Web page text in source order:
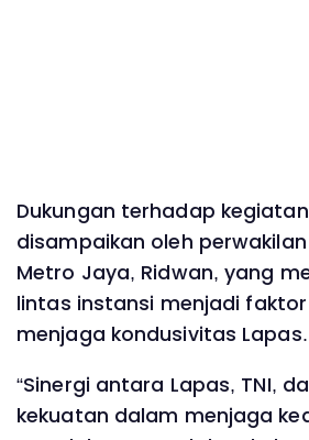
Dukungan terhadap
disampaikan oleh
Metro Jaya, Ridwan, yang
lintas instansi menjadi
menjaga kondusivitas Lapas.
“Sinergi antara Lapas, TNI,
kekuatan dalam menjaga